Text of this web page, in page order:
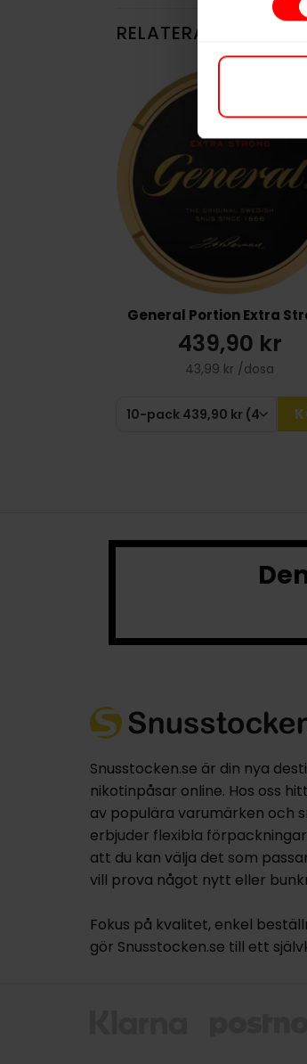
RELATERADE
General Portion Extra
439,90 kr
43,99 kr /dosa
Snusstocken.se är din nya
nikotinpåsar online. Hos oss
av populära varumärken och
erbjuder flexibla
att du kan välja det som
vill prova något nytt eller
Fokus på kvalitet, enkel
gör Snusstocken.se till ett